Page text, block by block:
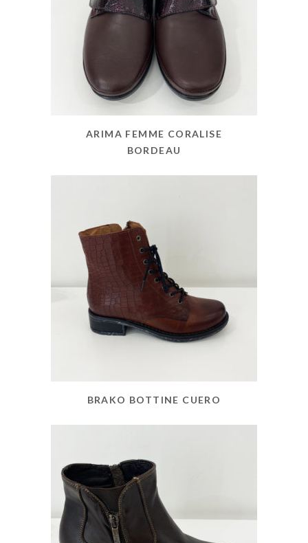
ARIMA FEMME CORALISE
BORDEAU
BRAKO BOTTINE CUERO